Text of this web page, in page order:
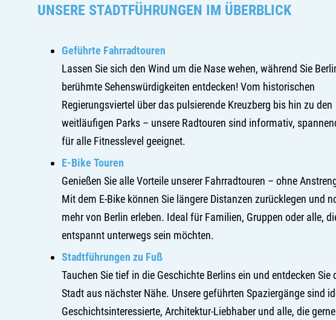
UNSERE STADTFÜHRUNGEN IM ÜBERBLICK
Geführte Fahrradtouren
Lassen Sie sich den Wind um die Nase wehen, während Sie
berühmte Sehenswürdigkeiten entdecken! Vom historischen
Regierungsviertel über das pulsierende Kreuzberg bis hin zu den
weitläufigen Parks – unsere Radtouren sind informativ,
für alle Fitnesslevel geeignet.
E-Bike Touren
Genießen Sie alle Vorteile unserer Fahrradtouren – ohne
Mit dem E-Bike können Sie längere Distanzen zurücklegen und
mehr von Berlin erleben. Ideal für Familien, Gruppen oder alle,
entspannt unterwegs sein möchten.
Stadtführungen zu Fuß
Tauchen Sie tief in die Geschichte Berlins ein und entdecken Sie
Stadt aus nächster Nähe. Unsere geführten Spaziergänge sind
Geschichtsinteressierte, Architektur-Liebhaber und alle, die